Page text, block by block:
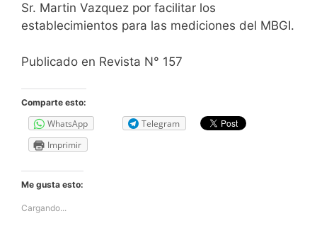
Sr. Martin Vazquez por facilitar los
establecimientos para las mediciones del MBGI.
Publicado en Revista N° 157
Comparte esto:
WhatsApp
Telegram
Imprimir
Me gusta esto:
Cargando...